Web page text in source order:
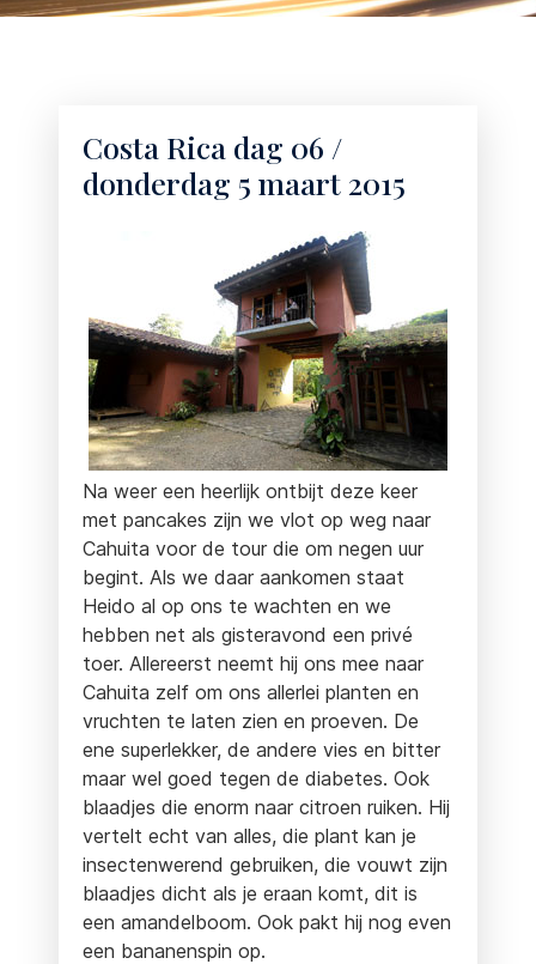
Costa Rica dag 06 /
donderdag 5 maart 2015
Na weer een heerlijk ontbijt deze keer
met pancakes zijn we vlot op weg naar
Cahuita voor de tour die om negen uur
begint. Als we daar aankomen staat
Heido al op ons te wachten en we
hebben net als gisteravond een privé
toer. Allereerst neemt hij ons mee naar
Cahuita zelf om ons allerlei planten en
vruchten te laten zien en proeven. De
ene superlekker, de andere vies en bitter
maar wel goed tegen de diabetes. Ook
blaadjes die enorm naar citroen ruiken. Hij
vertelt echt van alles, die plant kan je
insectenwerend gebruiken, die vouwt zijn
blaadjes dicht als je eraan komt, dit is
een amandelboom. Ook pakt hij nog even
een bananenspin op.